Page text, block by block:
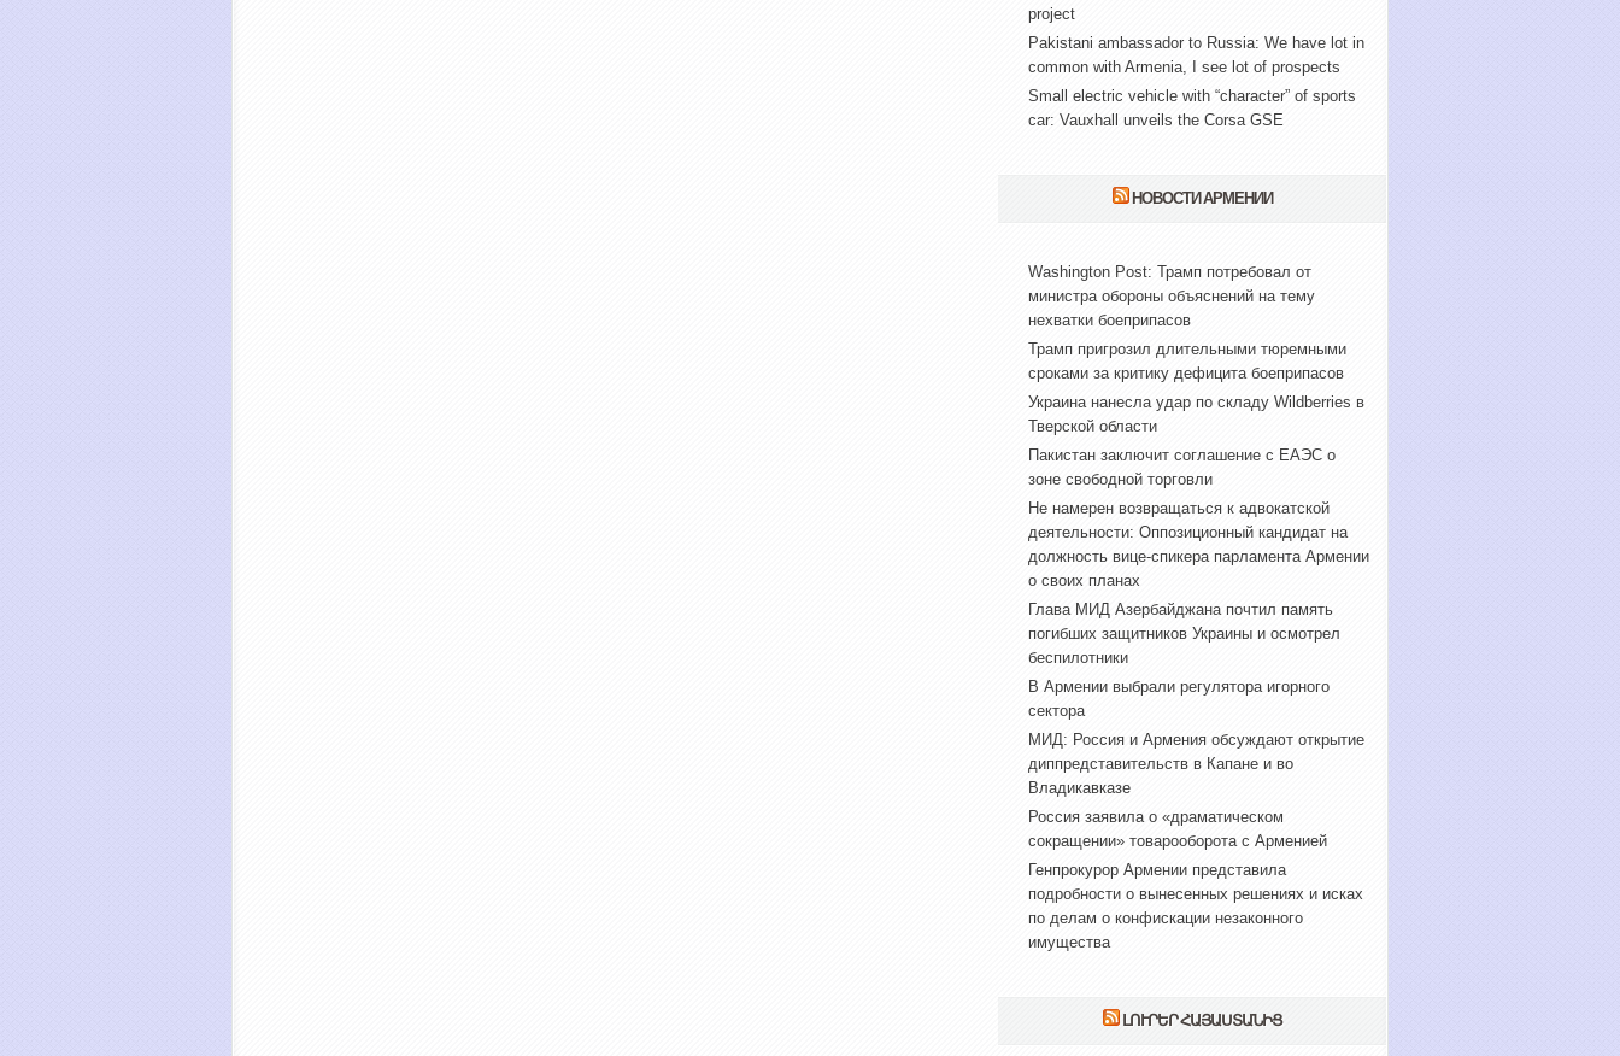
project
Pakistani ambassador to Russia: We have lot in
common with Armenia, I see lot of prospects
Small electric vehicle with “character” of sports
car: Vauxhall unveils the Corsa GSE
НОВОСТИ АРМЕНИИ
Washington Post: Трамп потребовал от
министра обороны объяснений на тему
нехватки боеприпасов
Трамп пригрозил длительными тюремными
сроками за критику дефицита боеприпасов
Украина нанесла удар по складу Wildberries в
Тверской области
Пакистан заключит соглашение с ЕАЭС о
зоне свободной торговли
Не намерен возвращаться к адвокатской
деятельности: Оппозиционный кандидат на
должность вице-спикера парламента Армении
о своих планах
Глава МИД Азербайджана почтил память
погибших защитников Украины и осмотрел
беспилотники
В Армении выбрали регулятора игорного
сектора
МИД: Россия и Армения обсуждают открытие
диппредставительств в Капане и во
Владикавказе
Россия заявила о «драматическом
сокращении» товарооборота с Арменией
Генпрокурор Армении представила
подробности о вынесенных решениях и исках
по делам о конфискации незаконного
имущества
ԼՈՒՐԵՐ ՀԱՅԱՍՏԱՆԻՑ